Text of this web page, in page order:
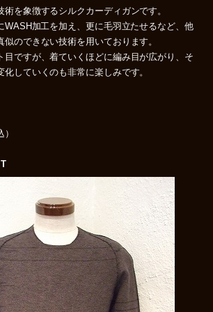
術を象徴するシルクカーディガンです。
WASH加工を加え、更に毛羽立たせるなど、他
のできない技術を用いております。
目ですが、着ていくほどに編み目が広がり、そ
していくのも非常に楽しみです。